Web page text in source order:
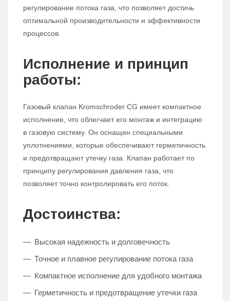
регулирование потока газа, что позволяет достичь
оптимальной производительности и эффективности
процессов.
Исполнение и принцип
работы:
Газовый клапан Kromschroder CG имеет компактное
исполнение, что облегчает его монтаж и интеграцию
в газовую систему. Он оснащен специальными
уплотнениями, которые обеспечивают герметичность
и предотвращают утечку газа. Клапан работает по
принципу регулирования давления газа, что
позволяет точно контролировать его поток.
Достоинства:
Высокая надежность и долговечность
Точное и плавное регулирование потока газа
Компактное исполнение для удобного монтажа
Герметичность и предотвращение утечки газа